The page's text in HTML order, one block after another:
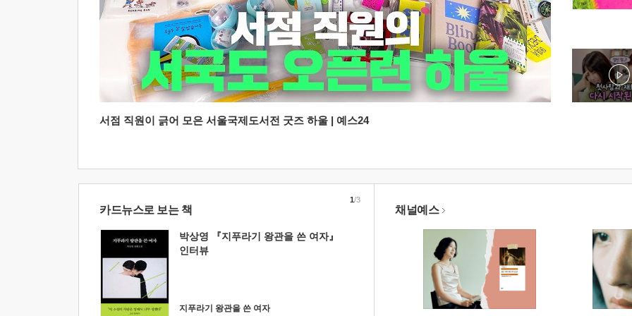
서점 직원이 긁어 모은 서울국제도서전 굿즈 하울 | 예스24
카드뉴스로 보는 책
박상영 『지푸라기 왕관을 쓴 여자』
인터뷰
지푸라기 왕관을 쓴 여자
1/3
채널예스